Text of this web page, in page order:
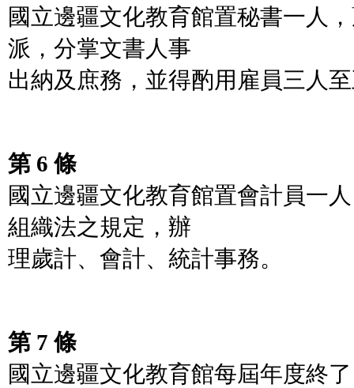
國立邊疆文化教育館置秘書一人
派，分掌文書人事
出納及庶務，並得酌用雇員三人
第 6 條
國立邊疆文化教育館置會計員一
組織法之規定，辦
理歲計、會計、統計事務。
第 7 條
國立邊疆文化教育館每屆年度終